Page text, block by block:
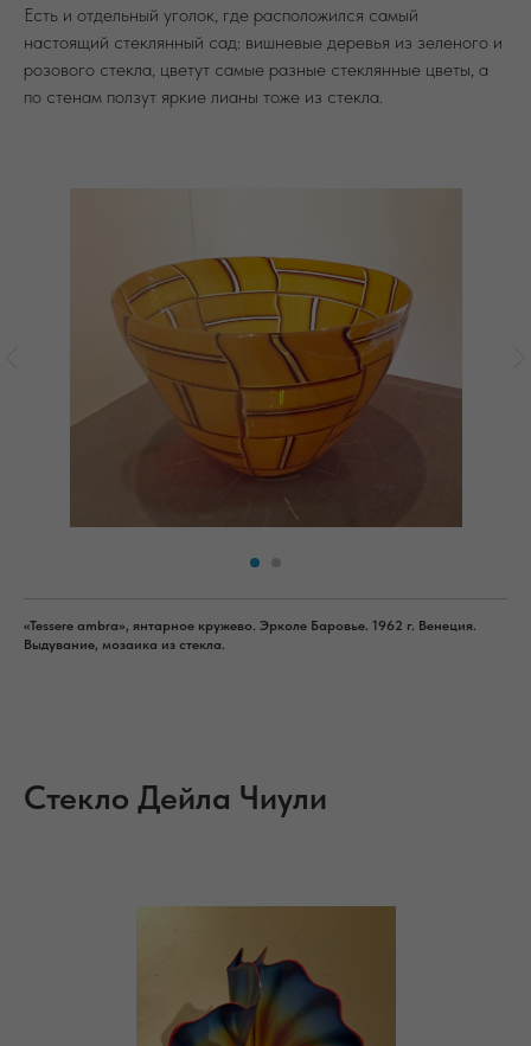
Есть и отдельный уголок, где расположился самый
настоящий стеклянный сад: вишневые деревья из зеленого и
розового стекла, цветут самые разные стеклянные цветы, а
по стенам ползут яркие лианы тоже из стекла.
«Tessere ambra», янтарное кружево. Эрколе Баровье. 1962 г. Венеция.
Выдувание, мозаика из стекла.
Стекло Дейла Чиули